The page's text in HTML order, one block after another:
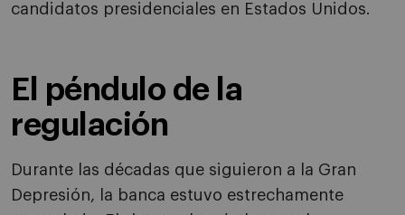
candidatos presidenciales en Estados Unidos.
El péndulo de la
regulación
Durante las décadas que siguieron a la Gran
Depresión, la banca estuvo estrechamente